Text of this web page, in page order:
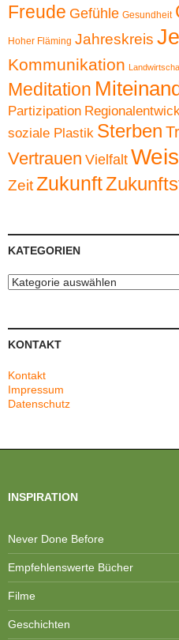
Freude Gefühle Gesundheit
Hoher Fläming Jahreskreis
Kommunikation
Meditation
Partizipation
soziale Plastik Sterben
Vertrauen Vielfalt
ZeitZukunft
KATEGORIEN
Kategorien
KONTAKT
Kontakt
Impressum
Datenschutz
INSPIRATION
Never Done Before
Empfehlenswerte Bücher
Filme
Geschichten